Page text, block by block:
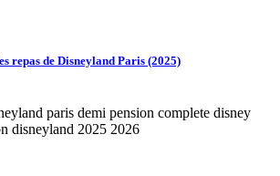
repas de Disneyland Paris (2025)